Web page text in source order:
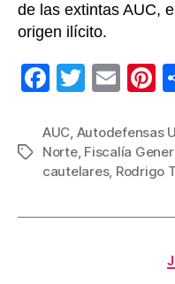
de las extintas AUC,
origen ilícito.
F
c
e
o
T
tt
er
E
ail
e
Etiquetas
AUC, Autodefensas
Norte, Fiscalía
cautelares, Rodrigo